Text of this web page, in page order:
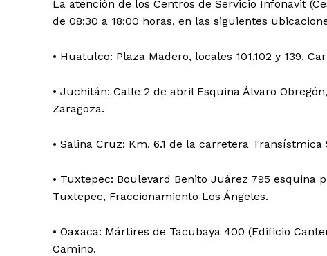
La atención de los Centros de Servicio Infonavit
de 08:30 a 18:00 horas, en las siguientes
• Huatulco: Plaza Madero, locales 101,102 y 139.
• Juchitán: Calle 2 de abril Esquina Álvaro
Zaragoza.
• Salina Cruz: Km. 6.1 de la carretera
• Tuxtepec: Boulevard Benito Juárez 795 esquina
Tuxtepec, Fraccionamiento Los Ángeles.
• Oaxaca: Mártires de Tacubaya 400 (Edificio
Camino.